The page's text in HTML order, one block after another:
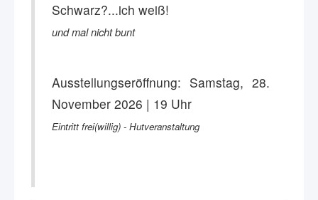
Schwarz?...ich weiß!
und mal nicht bunt
Ausstellungseröffnung: Samstag, 28.
November 2026 | 19 Uhr
Eintritt frei(willig) - Hutveranstaltung